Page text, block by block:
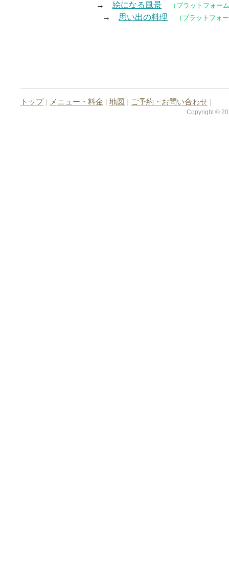
→ 絵になる風景 （プラットフォー
→ 思い出の料理 （プラットフォ
トップ| メニュー・料金 地図 ご予約・お問い合わせ
Copyright ©